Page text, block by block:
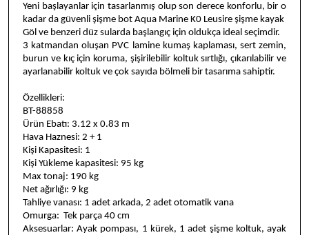
Yeni başlayanlar için tasarlanmış olup son derece konforlu, bir o
kadar da güvenli şişme bot Aqua Marine K0 Leusire şişme kayak
Göl ve benzeri düz sularda başlangıç için oldukça ideal seçimdir.
3 katmandan oluşan PVC lamine kumaş kaplaması, sert zemin,
burun ve kıç için koruma, şişirilebilir koltuk sırtlığı, çıkarılabilir ve
ayarlanabilir koltuk ve çok sayıda bölmeli bir tasarıma sahiptir.
Özellikleri:
BT-88858
Ürün Ebatı: 3.12 x 0.83 m
Hava Haznesi: 2 + 1
Kişi Kapasitesi: 1
Kişi Yükleme kapasitesi: 95 kg
Max tonaj: 190 kg
Net ağırlığı: 9 kg
Tahliye vanası: 1 adet arkada, 2 adet otomatik vana
Omurga: Tek parça 40 cm
Aksesuarlar: Ayak pompası, 1 kürek, 1 adet şişme koltuk, ayak